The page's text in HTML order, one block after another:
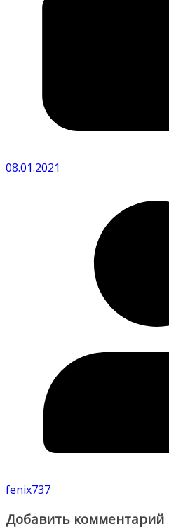
08.01.2021
fenix737
Добавить комментарий